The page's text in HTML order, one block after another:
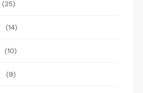
(25)
(14)
(10)
(9)